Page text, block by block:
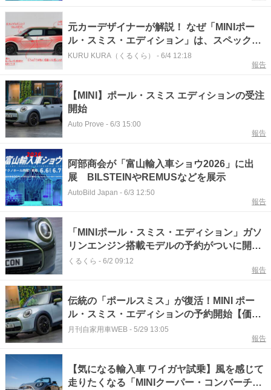
元カーデザイナーが解説！ なぜ「MINIポー
ル・スミス・エディション」は、スペックで
はなくセンスで選ばれるのか？
KURU KURA（くるくら） - 6/4 12:18
報告
【MINI】ポール・スミス エディションの受注
開始
Auto Prove - 6/3 15:00
報告
阿部商会が「富山輸入車ショウ2026」に出
展 BILSTEINやREMUSなどを展示
AutoBild Japan - 6/3 12:50
報告
「MINIポール・スミス・エディション」ガソ
リンエンジン搭載モデルの予約がついに開
始！ 価格は465万円から【新車ニュース】
くるくら - 6/2 09:12
報告
伝統の「ポールスミス」が復活！MINI ポー
ル・スミス・エディションの予約開始【価格
は465万円から】
月刊自家用車WEB - 5/29 13:05
報告
【気になる輸入車 ワイガヤ試乗】風を感じて
走りたくなる「MINIクーパー・コンバーチブ